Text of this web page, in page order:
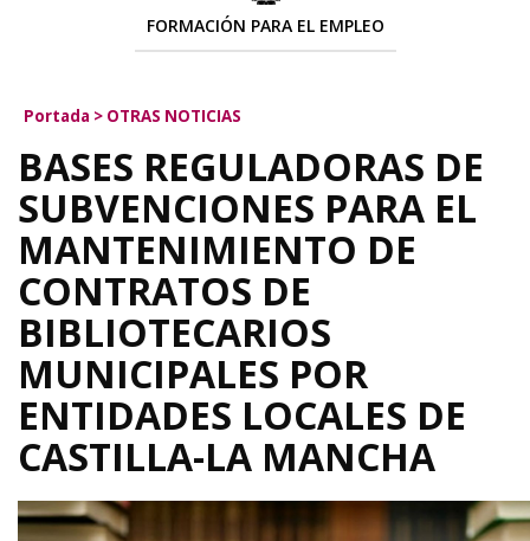
FORMACIÓN PARA EL EMPLEO
Portada > OTRAS NOTICIAS
BASES REGULADORAS DE
SUBVENCIONES PARA EL
MANTENIMIENTO DE
CONTRATOS DE
BIBLIOTECARIOS
MUNICIPALES POR
ENTIDADES LOCALES DE
CASTILLA-LA MANCHA